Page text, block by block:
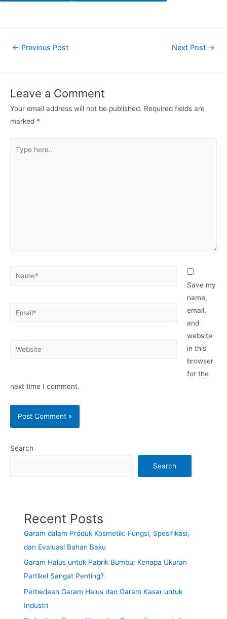
Post← Previous Post Next Post →
Leave a Comment
Your email address will not be published. Required fields are
marked *
here..
Name*
Email*
Website
Save my
name,
email,
and
website
in this
browser
for the
next time I comment.
Search
Search
Recent Posts
Garam dalam Produk Kosmetik: Fungsi, Spesifikasi,
dan Evaluasi Bahan Baku
Garam Halus untuk Pabrik Bumbu: Kenapa Ukuran
Partikel Sangat Penting?
Perbedaan Garam Halus dan Garam Kasar untuk
Industri